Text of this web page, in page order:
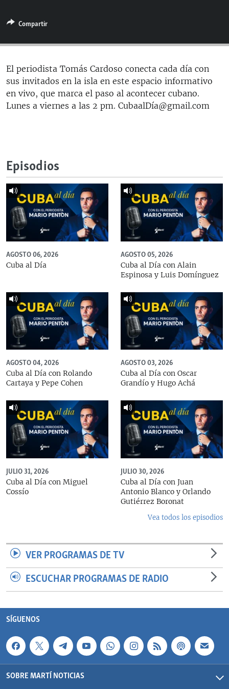
ESPECIALES
ESPECIALES
LA REALIDAD DE LA VIVIENDA EN CUBA
SER VIEJO EN CUBA
KENTU-CUBANO
MULTIMEDIA
EDITORIALES
SÍGUENOS
Compartir
El periodista Tomás Cardoso conecta cada día con
sus invitados en la isla en este espacio informativo
en vivo, que marca el paso al acontecer cubano.
Lunes a viernes a las 2 pm. CubaalDía@gmail.com
Episodios
AGOSTO 06, 2026
Cuba al Día
AGOSTO 05, 2026
Cuba al Día con Alain
Espinosa y Luis Domínguez
AGOSTO 04, 2026
Cuba al Día con Rolando
Cartaya y Pepe Cohen
AGOSTO 03, 2026
Cuba al Día con Oscar
Grandío y Hugo Achá
JULIO 31, 2026
Cuba al Día con Miguel
Cossío
JULIO 30, 2026
Cuba al Día con Juan
Antonio Blanco y Orlando
Gutiérrez Boronat
Vea todos los episodios
VER PROGRAMAS DE TV
ESCUCHAR PROGRAMAS DE RADIO
SÍGUENOS
SOBRE MARTÍ NOTICIAS